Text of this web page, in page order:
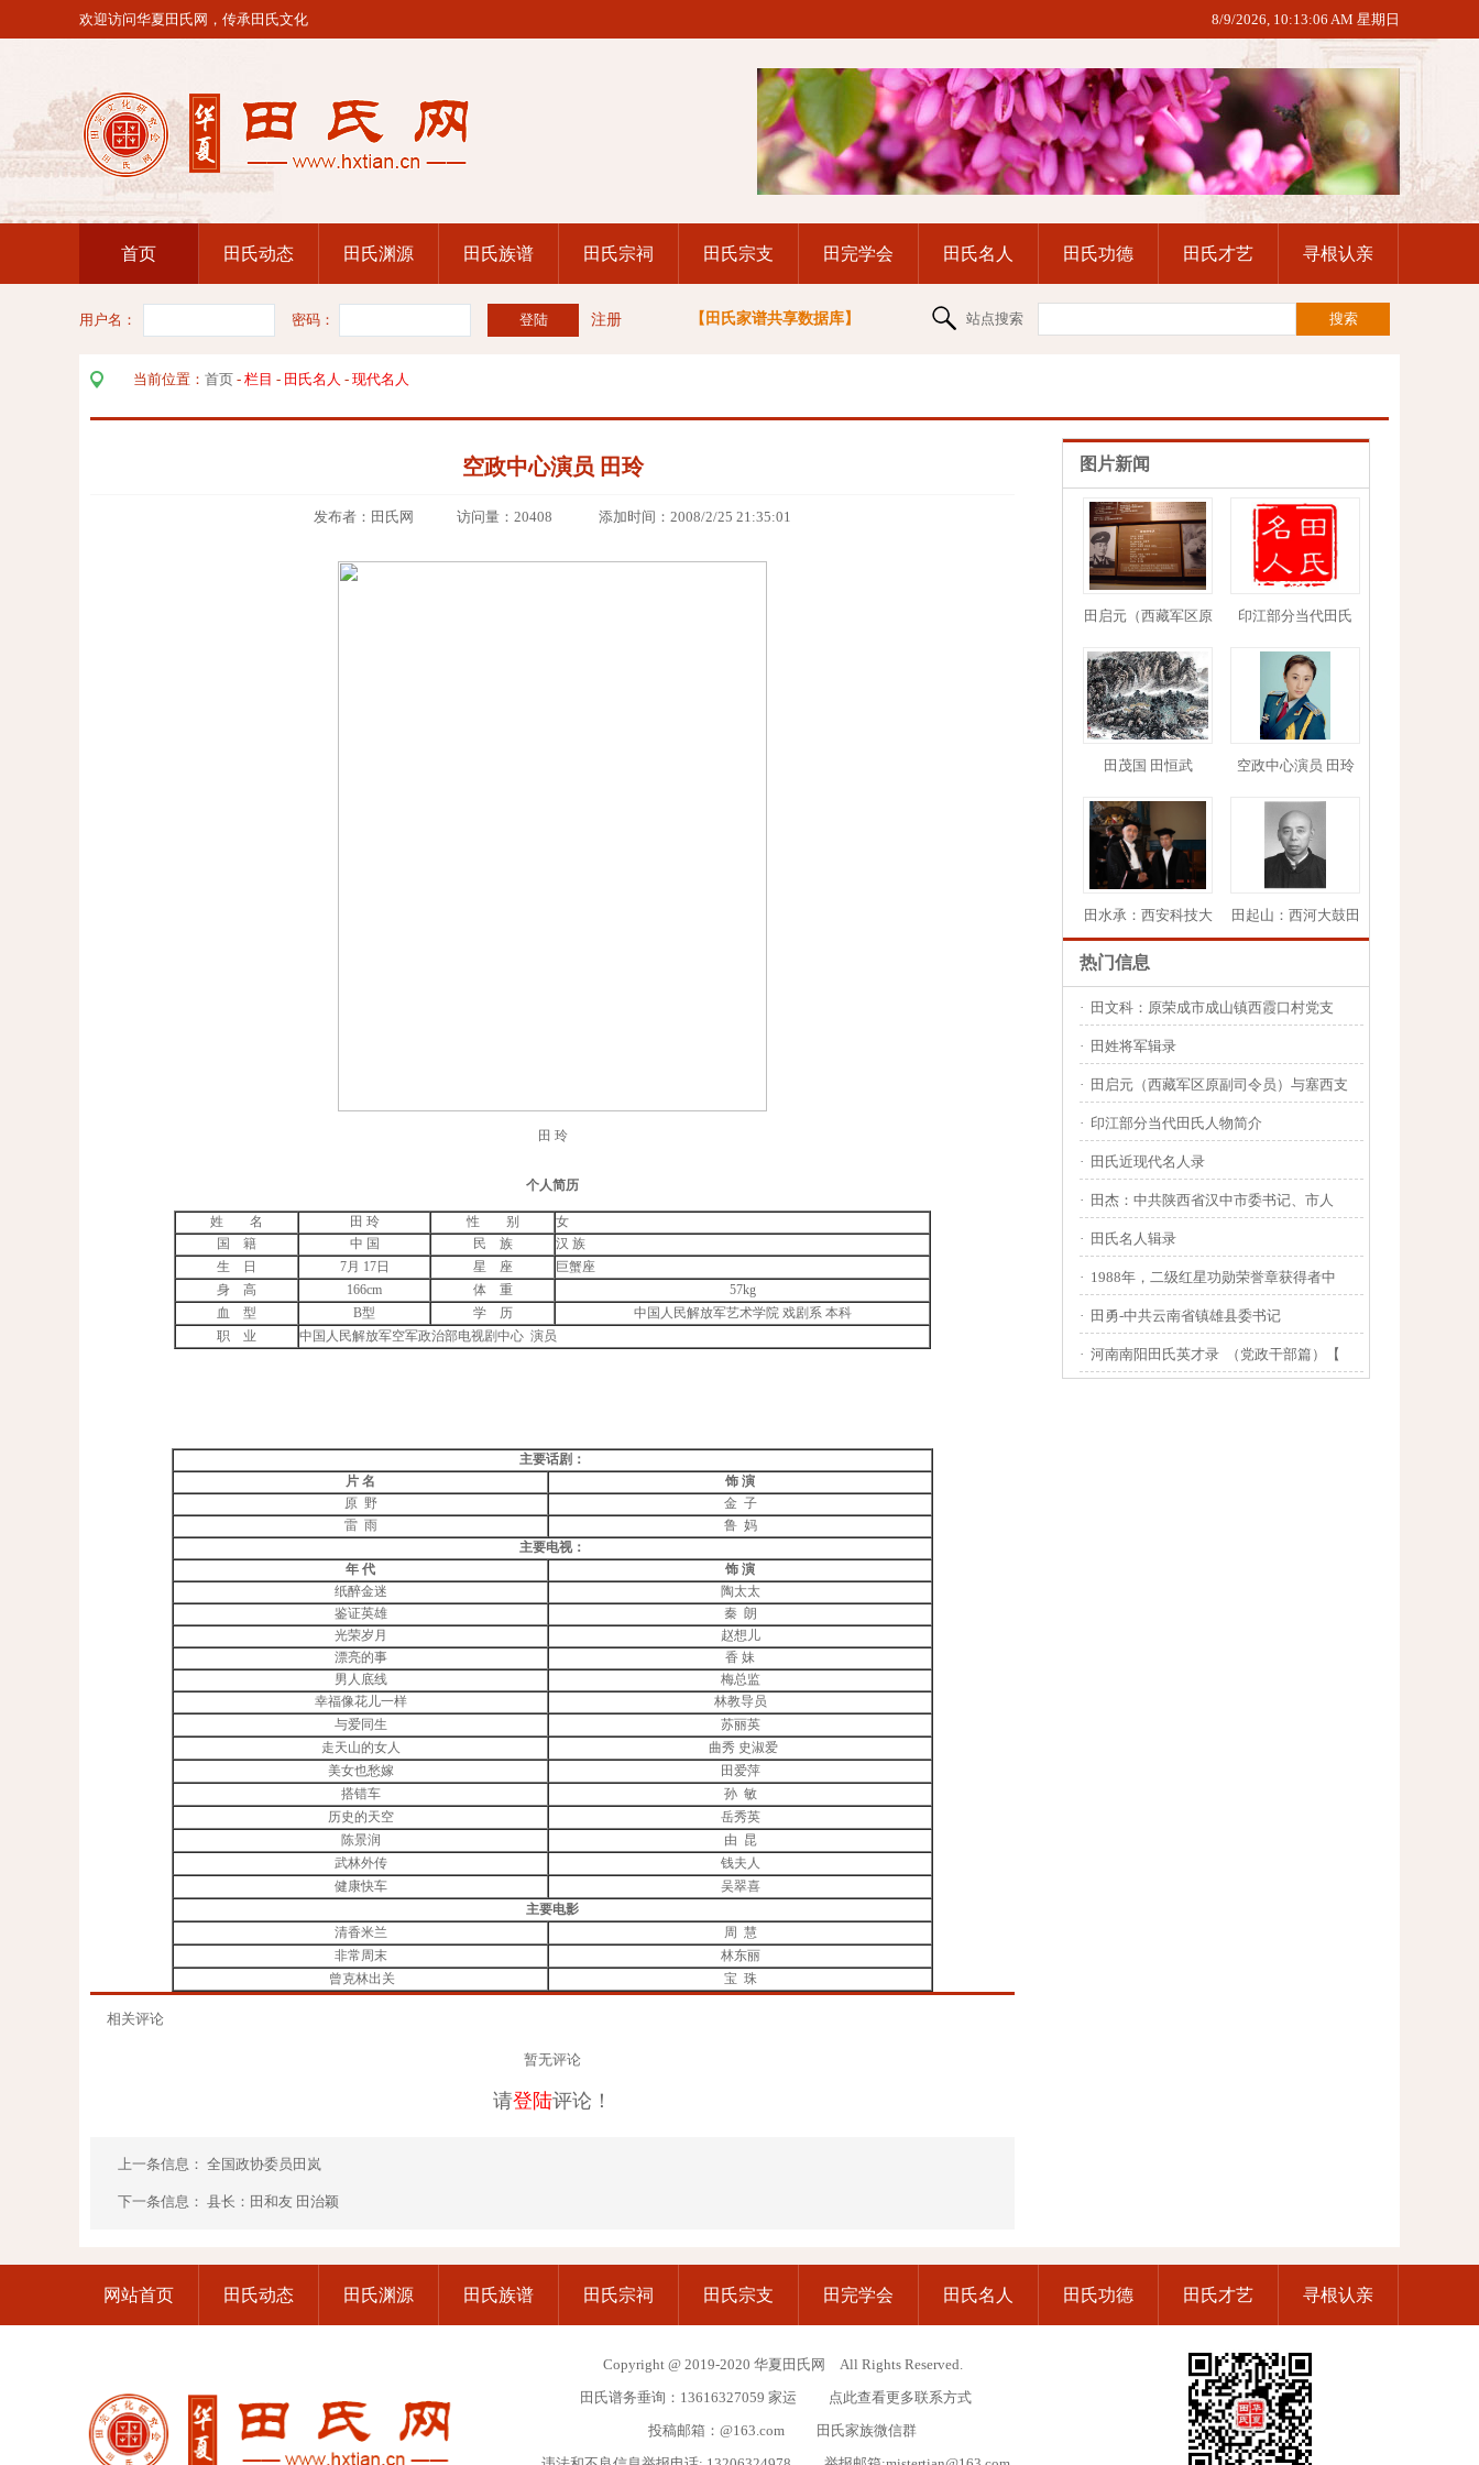
欢迎访问华夏田氏网，传承田氏文化 8/9/2026, 10:13:06 AM 星期日
45
首页 田氏动态 田氏渊源 田氏族谱 田氏宗祠 田氏宗支 田完学会 田氏名人 田氏功德 田氏才艺 寻根认亲
用户名： 密码： 注册 【田氏家谱共享数据库】 站点搜索
当前位置： 首页 - 栏目 - 田氏名人 - 现代名人
空政中心演员 田玲
发布者：田氏网 访问量：20408 添加时间：2008/2/25 21:35:01
田 玲
个人简历
姓 名 田 玲 性 别
女
国
籍 中 国 民 族 汉 族
生
日 7月 17日 星 座
巨蟹座
身
高 166cm 体 重
57kg
血
型 B型 学 历
中国人民解放军艺术学院 戏剧系 本科
职
业 中国人民解放军空军政治部电视剧中心 演员
主要话剧：
片 名
饰 演
原 野
金 子
雷 雨
鲁 妈
主要电视：
年 代
饰 演
纸醉金迷
陶太太
鉴证英雄
秦 朗
光荣岁月
赵想儿
漂亮的事
香 妹
男人底线
梅总监
幸福像花儿一样
林教导员
与爱同生
苏丽英
走天山的女人
曲秀 史淑爱
美女也愁嫁
田爱萍
搭错车
孙 敏
历史的天空
岳秀英
陈景润
由 昆
武林外传
钱夫人
健康快车
吴翠喜
主要电影
清香米兰
周 慧
非常周末
林东丽
曾克林出关
宝 珠
相关评论
暂无评论
请登陆评论！
上一条信息： 全国政协委员田岚
下一条信息： 县长：田和友 田治颖
图片新闻
田启元（西藏军区原 印江部分当代田氏
田茂国 田恒武 空政中心演员 田玲
田水承：西安科技大 田起山：西河大鼓田
热门信息
· 田文科：原荣成市成山镇西霞口村党支
· 田姓将军辑录
· 田启元（西藏军区原副司令员）与塞西支
· 印江部分当代田氏人物简介
· 田氏近现代名人录
· 田杰：中共陕西省汉中市委书记、市人
· 田氏名人辑录
· 1988年，二级红星功勋荣誉章获得者中
· 田勇-中共云南省镇雄县委书记
· 河南南阳田氏英才录 （党政干部篇）【
网站首页 田氏动态 田氏渊源 田氏族谱 田氏宗祠 田氏宗支 田完学会 田氏名人 田氏功德 田氏才艺 寻根认亲
Copyright @ 2019-2020 华夏田氏网 All Rights Reserved.
田氏谱务垂询：13616327059 家运 点此查看更多联系方式
投稿邮箱：@163.com
田氏家族微信群